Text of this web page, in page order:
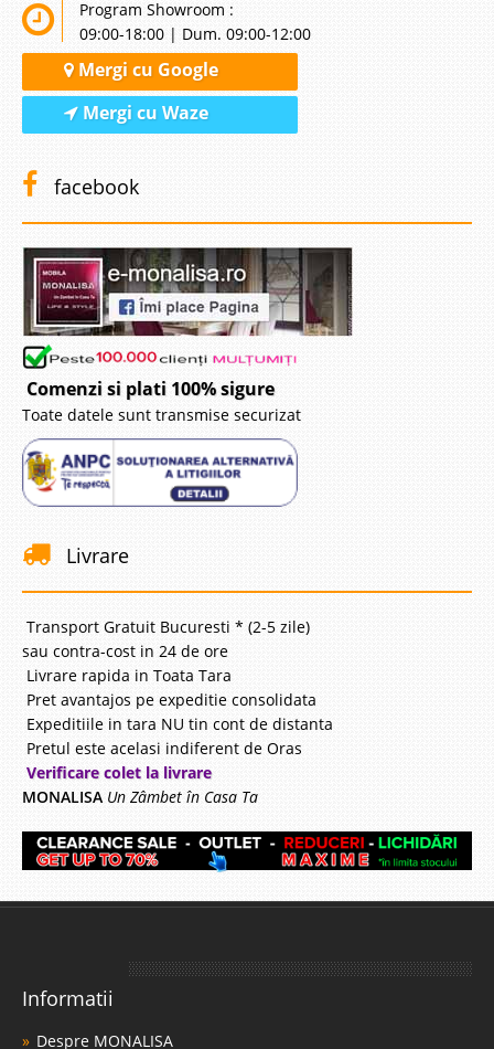
Program Showroom :
09:00-18:00 | Dum. 09:00-12:00
Mergi cu Google
Mergi cu Waze
facebook
Comenzi si plati 100% sigure
Toate datele sunt transmise securizat
Livrare
Transport Gratuit Bucuresti * (2-5 zile)
sau contra-cost in 24 de ore
Livrare rapida in Toata Tara
Pret avantajos pe expeditie consolidata
Expeditiile in tara NU tin cont de distanta
Pretul este acelasi indiferent de Oras
Verificare colet la livrare
MONALISA Un Zâmbet în Casa Ta
Informatii
Despre MONALISA